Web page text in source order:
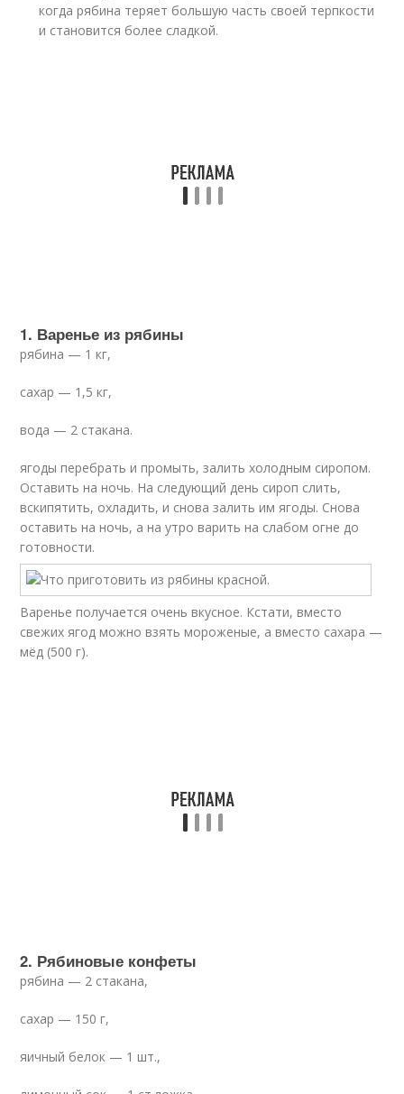
когда рябина теряет большую часть своей терпкости
и становится более сладкой.
1. Варенье из рябины
рябина — 1 кг,
сахар — 1,5 кг,
вода — 2 стакана.
ягоды перебрать и промыть, залить холодным сиропом.
Оставить на ночь. На следующий день сироп слить,
вскипятить, охладить, и снова залить им ягоды. Снова
оставить на ночь, а на утро варить на слабом огне до
готовности.
Варенье получается очень вкусное. Кстати, вместо
свежих ягод можно взять мороженые, а вместо сахара —
мёд (500 г).
2. Рябиновые конфеты
рябина — 2 стакана,
сахар — 150 г,
яичный белок — 1 шт.,